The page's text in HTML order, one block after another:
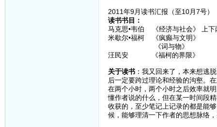
2011年9月读书汇报（至10月7号）
读书书目：
马克思•韦伯 《经济与社会》 上下
米歇尔•福柯 《疯癫与文明》
《词与物》
汪民安 《福柯的界限》
关于读书：我又回来了，本来想逃
后一定要跨过理论和经验的沟壑。
在两个小时，两个小时之后效率就
懂作者说的什么，但在某一时间段
收获的，至少笔记上记录的都是能
候，能够理清一下作者的思想脉络